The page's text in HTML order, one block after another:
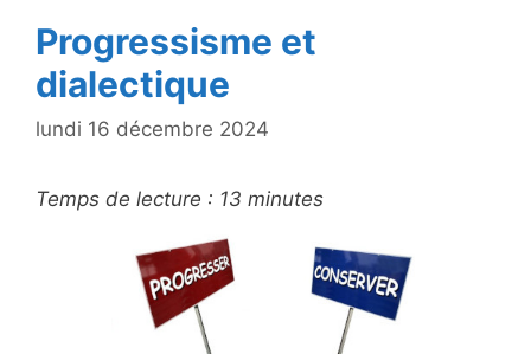
k
Progressisme et
dialectique
lundi 16 décembre 2024
Temps de lecture : 13 minutes